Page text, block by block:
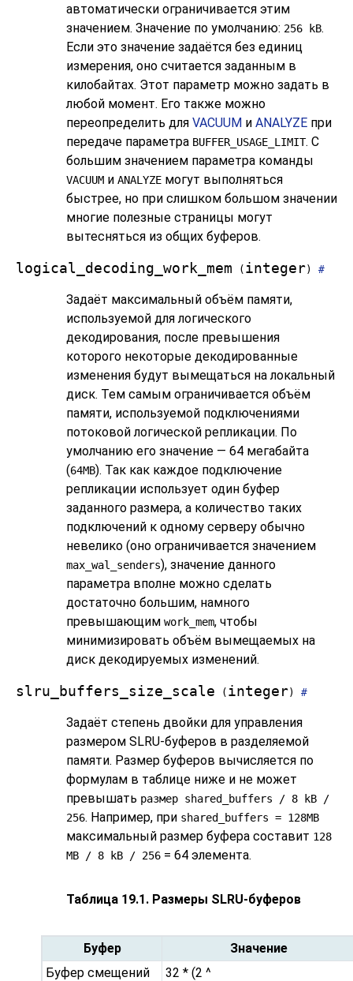
автоматически ограничивается этим
значением. Значение по умолчанию: 256 kB.
Если это значение задаётся без единиц
измерения, оно считается заданным в
килобайтах. Этот параметр можно задать в
любой момент. Его также можно
переопределить для VACUUM и ANALYZE при
передаче параметра BUFFER_USAGE_LIMIT. С
большим значением параметра команды
VACUUM и ANALYZE могут выполняться
быстрее, но при слишком большом значении
многие полезные страницы могут
вытесняться из общих буферов.
logical_decoding_work_mem ( integer) #
Задаёт максимальный объём памяти,
используемой для логического
декодирования, после превышения
которого некоторые декодированные
изменения будут вымещаться на локальный
диск. Тем самым ограничивается объём
памяти, используемой подключениями
потоковой логической репликации. По
умолчанию его значение — 64 мегабайта
(64MB). Так как каждое подключение
репликации использует один буфер
заданного размера, а количество таких
подключений к одному серверу обычно
невелико (оно ограничивается значением
max_wal_senders), значение данного
параметра вполне можно сделать
достаточно большим, намного
превышающим work_mem, чтобы
минимизировать объём вымещаемых на
диск декодируемых изменений.
slru_buffers_size_scale ( integer) #
Задаёт степень двойки для управления
размером SLRU-буферов в разделяемой
памяти. Размер буферов вычисляется по
формулам в таблице ниже и не может
превышать размер shared_buffers / 8 kB /
256. Например, при shared_buffers = 128MB
максимальный размер буфера составит 128
MB / 8 kB / 256 = 64 элемента.
Таблица 19.1. Размеры SLRU-буферов
Буфер
Значение
Буфер смещений
32 * (2 ^